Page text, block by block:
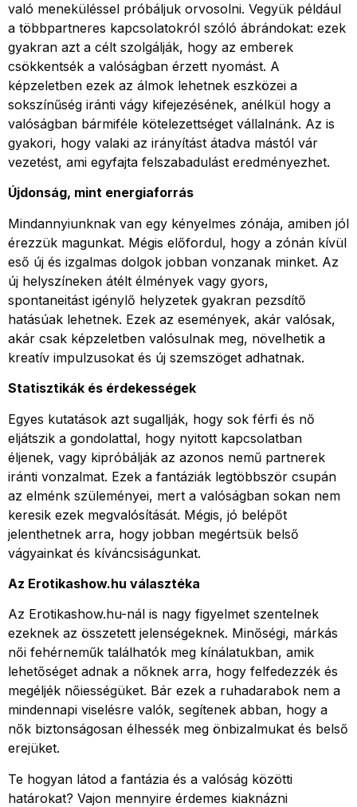
való meneküléssel próbáljuk orvosolni. Vegyük például
a többpartneres kapcsolatokról szóló ábrándokat: ezek
gyakran azt a célt szolgálják, hogy az emberek
csökkentsék a valóságban érzett nyomást. A
képzeletben ezek az álmok lehetnek eszközei a
sokszínűség iránti vágy kifejezésének, anélkül hogy a
valóságban bármiféle kötelezettséget vállalnánk. Az is
gyakori, hogy valaki az irányítást átadva mástól vár
vezetést, ami egyfajta felszabadulást eredményezhet.
Újdonság, mint energiaforrás
Mindannyiunknak van egy kényelmes zónája, amiben jól
érezzük magunkat. Mégis előfordul, hogy a zónán kívül
eső új és izgalmas dolgok jobban vonzanak minket. Az
új helyszíneken átélt élmények vagy gyors,
spontaneitást igénylő helyzetek gyakran pezsdítő
hatásúak lehetnek. Ezek az események, akár valósak,
akár csak képzeletben valósulnak meg, növelhetik a
kreatív impulzusokat és új szemszöget adhatnak.
Statisztikák és érdekességek
Egyes kutatások azt sugallják, hogy sok férfi és nő
eljátszik a gondolattal, hogy nyitott kapcsolatban
éljenek, vagy kipróbálják az azonos nemű partnerek
iránti vonzalmat. Ezek a fantáziák legtöbbször csupán
az elménk szüleményei, mert a valóságban sokan nem
keresik ezek megvalósítását. Mégis, jó belépőt
jelenthetnek arra, hogy jobban megértsük belső
vágyainkat és kíváncsiságunkat.
Az Erotikashow.hu választéka
Az Erotikashow.hu-nál is nagy figyelmet szentelnek
ezeknek az összetett jelenségeknek. Minőségi, márkás
női fehérneműk találhatók meg kínálatukban, amik
lehetőséget adnak a nőknek arra, hogy felfedezzék és
megéljék nőiességüket. Bár ezek a ruhadarabok nem a
mindennapi viselésre valók, segítenek abban, hogy a
nők biztonságosan élhessék meg önbizalmukat és belső
erejüket.
Te hogyan látod a fantázia és a valóság közötti
határokat? Vajon mennyire érdemes kiaknázni